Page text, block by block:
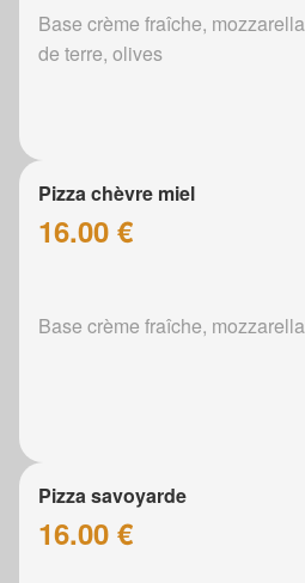
Base crème fraîche,
de terre, olives
Pizza chèvre miel
16.00 €
Base crème fraîche,
Pizza savoyarde
16.00 €